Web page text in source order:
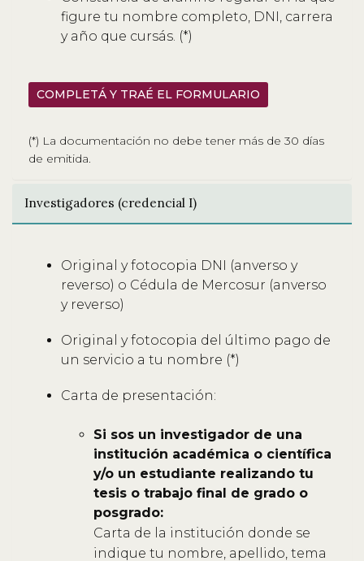
figure tu nombre completo, DNI, carrera
y año que cursás. (*)
COMPLETÁ Y TRAÉ EL FORMULARIO
(*) La documentación no debe tener más de 30 días
de emitida.
Investigadores (credencial I)
Original y fotocopia DNI (anverso y
reverso) o Cédula de Mercosur (anverso
y reverso)
Original y fotocopia del último pago de
un servicio a tu nombre (*)
Carta de presentación:
Si sos un investigador de una
institución académica o científica
y/o un estudiante realizando tu
tesis o trabajo final de grado o
posgrado:
Carta de la institución donde se
indique tu nombre, apellido, tema